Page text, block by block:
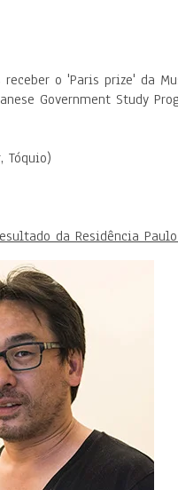
o 'Paris prize' da
Government Study
Tóquio)
da Residência